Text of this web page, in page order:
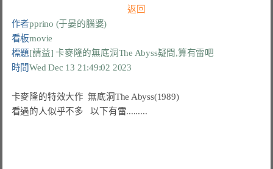
返回
作者pprino (于晏的腦婆)
看板movie
標題[請益] 卡麥隆的無底洞The Abyss疑問,算有雷吧
時間Wed Dec 13 21:49:02 2023
卡麥隆的特效大作  無底洞The Abyss(1989)
看過的人似乎不多   以下有雷.........